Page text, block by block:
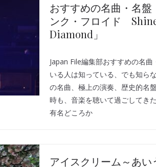
おすすめの名曲・名
ンク・フロイド
Diamond」
Japan File編集部おすすめの名
いる人は知っている、でも知ら
の名曲、極上の演奏、歴史的名
時も、音楽を聴いて過ごしてき
有名どころか
アイスクリーム～あい